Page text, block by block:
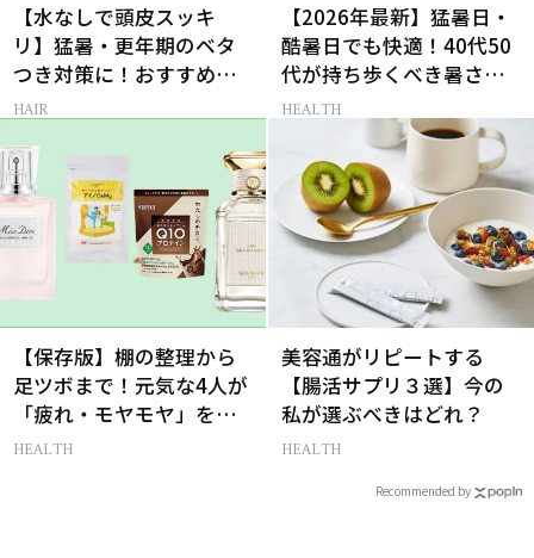
【水なしで頭皮スッキ
リ】猛暑・更年期のベタ
つき対策に！おすすめ最
新ドライシャンプー4選
HAIR
【2026年最新】猛暑日・
酷暑日でも快適！40代50
代が持ち歩くべき暑さ対
策グッズ
HEALTH
【保存版】棚の整理から
足ツボまで！元気な4人が
「疲れ・モヤモヤ」をそ
の場で消す12の具体策
HEALTH
美容通がリピートする
【腸活サプリ３選】今の
私が選ぶべきはどれ？
HEALTH
Recommended by